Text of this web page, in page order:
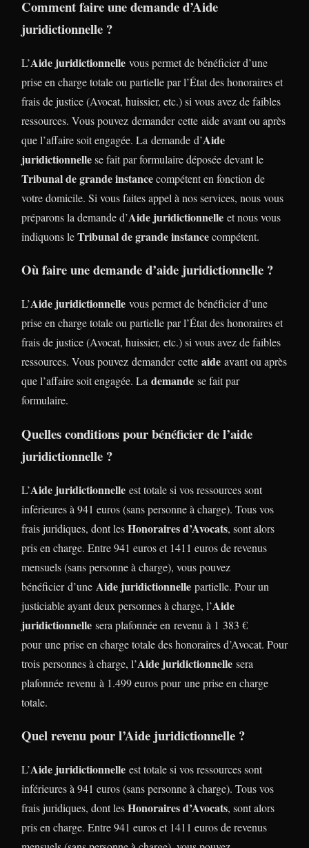
Comment faire une demande d’Aide
juridictionnelle ?
L’Aide juridictionnelle vous permet de bénéficier d’une
prise en charge totale ou partielle par l’État des honoraires et
frais de justice (Avocat, huissier, etc.) si vous avez de faibles
ressources. Vous pouvez demander cette aide avant ou après
que l’affaire soit engagée. La demande d’Aide
juridictionnellese fait par formulaire déposée devant le
Tribunal de grande instancecompétent en fonction de
votre domicile. Si vous faites appel à nos services, nous vous
préparons la demande d’Aide juridictionnelle et nous vous
indiquons leTribunal de grande instancecompétent.
Où faire une demande d’aide juridictionnelle ?
L’Aide juridictionnelle vous permet de bénéficier d’une
prise en charge totale ou partielle par l’État des honoraires et
frais de justice (Avocat, huissier, etc.) si vous avez de faibles
ressources. Vous pouvez demander cette aide avant ou après
que l’affaire soit engagée. La demande se fait par
formulaire.
Quelles conditions pour bénéficier de l’aide
juridictionnelle ?
L’Aide juridictionnelle est totale si vos ressources sont
inférieures à 941 euros (sans personne à charge). Tous vos
frais juridiques, dont lesHonoraires d’Avocats, sont alors
pris en charge. Entre 941 euros et 1411 euros de revenus
mensuels (sans personne à charge), vous pouvez
bénéficier d’une Aide juridictionnelle partielle. Pour un
justiciable ayant deux personnes à charge, l’Aide
juridictionnelle sera plafonnée en revenu à 1 383 €
pour une prise en charge totale des honoraires d’Avocat. Pour
trois personnes à charge, l’Aide juridictionnelle sera
plafonnée revenu à 1.499 euros pour une prise en charge
totale.
Quel revenu pour l’Aide juridictionnelle ?
L’Aide juridictionnelle est totale si vos ressources sont
inférieures à 941 euros (sans personne à charge). Tous vos
frais juridiques, dont lesHonoraires d’Avocats, sont alors
pris en charge. Entre 941 euros et 1411 euros de revenus